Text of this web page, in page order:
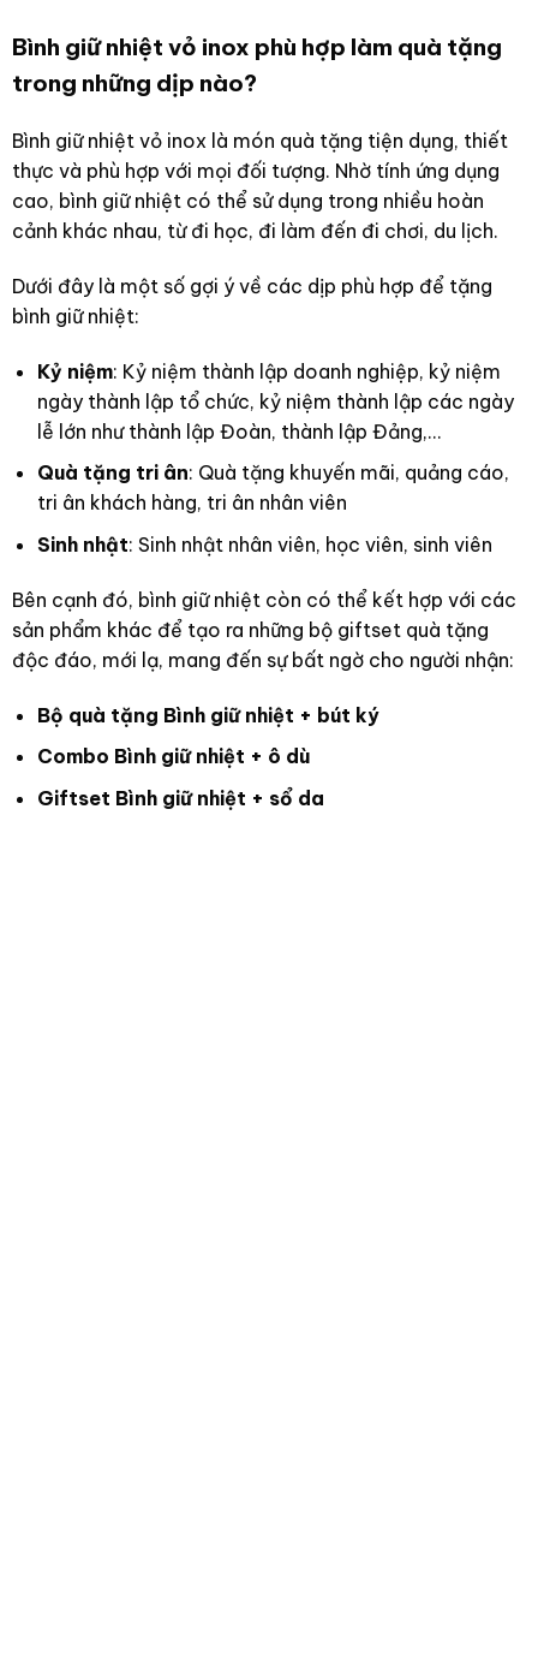
Bình giữ nhiệt vỏ inox phù hợp làm quà tặng
trong những dịp nào?
Bình giữ nhiệt vỏ inox là món quà tặng tiện dụng, thiết
thực và phù hợp với mọi đối tượng. Nhờ tính ứng dụng
cao, bình giữ nhiệt có thể sử dụng trong nhiều hoàn
cảnh khác nhau, từ đi học, đi làm đến đi chơi, du lịch.
Dưới đây là một số gợi ý về các dịp phù hợp để tặng
bình giữ nhiệt:
Kỷ niệm: Kỷ niệm thành lập doanh nghiệp, kỷ niệm
ngày thành lập tổ chức, kỷ niệm thành lập các ngày
lễ lớn như thành lập Đoàn, thành lập Đảng,…
Quà tặng tri ân: Quà tặng khuyến mãi, quảng cáo,
tri ân khách hàng, tri ân nhân viên
Sinh nhật: Sinh nhật nhân viên, học viên, sinh viên
Bên cạnh đó, bình giữ nhiệt còn có thể kết hợp với các
sản phẩm khác để tạo ra những bộ giftset quà tặng
độc đáo, mới lạ, mang đến sự bất ngờ cho người nhận:
Bộ quà tặng Bình giữ nhiệt + bút ký
Combo Bình giữ nhiệt + ô dù
Giftset Bình giữ nhiệt + sổ da